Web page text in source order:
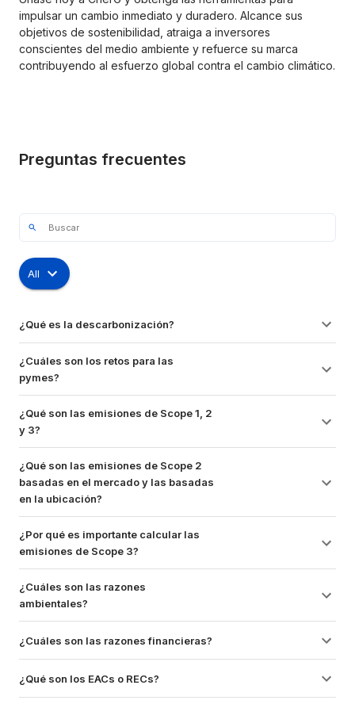
impulsar un cambio inmediato y duradero. Alcance sus
objetivos de sostenibilidad, atraiga a inversores
conscientes del medio ambiente y refuerce su marca
contribuyendo al esfuerzo global contra el cambio climático.
Preguntas frecuentes
All
¿Qué es la descarbonización?
¿Cuáles son los retos para las
pymes?
¿Qué son las emisiones de Scope 1, 2
y 3?
¿Qué son las emisiones de Scope 2
basadas en el mercado y las basadas
en la ubicación?
¿Por qué es importante calcular las
emisiones de Scope 3?
¿Cuáles son las razones
ambientales?
¿Cuáles son las razones financieras?
¿Qué son los EACs o RECs?